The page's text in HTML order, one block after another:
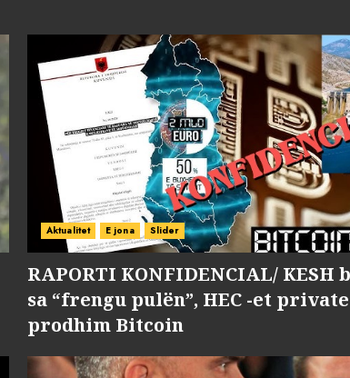
Aktualitet E jona Slider
RAPORTI KONFIDENCIAL/
sa “frengu pulën”, HEC -et
prodhim Bitcoin